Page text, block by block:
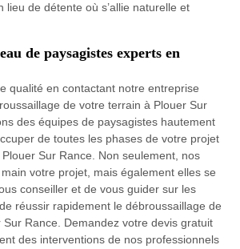
lieu de détente où s’allie naturelle et
de paysagistes experts en
qualité en contactant notre entreprise
de votre terrain à Plouer Sur
des équipes de paysagistes hautement
de toutes les phases de votre projet
Sur Rance. Non seulement, nos
votre projet, mais également elles se
conseiller et de vous guider sur les
réussir rapidement le débroussaillage de
Rance. Demandez votre devis gratuit
des interventions de nos professionnels